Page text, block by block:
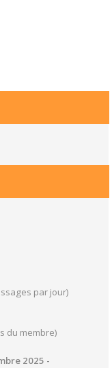
par jour)
du membre)
2025 -